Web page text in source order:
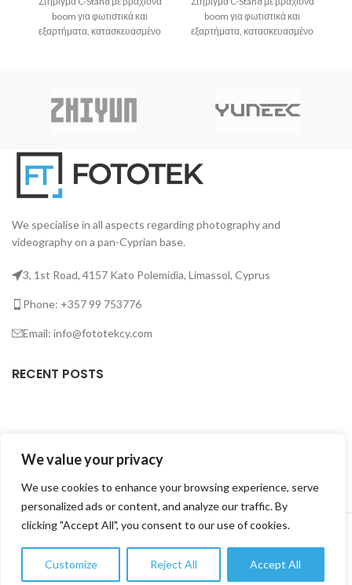
We value your privacy
We use cookies to enhance your browsing experience, serve
personalized ads or content, and analyze our traffic. By
clicking "Accept All", you consent to our use of cookies.
Customize Reject All Accept All
boom για φωτιστικά και
εξαρτήματα, κατασκευασμένο
boom για φωτιστικά και
εξαρτήματα, κατασκευασμένο
We specialise in all aspects regarding photography and
videography on a pan-Cyprian base.
3, 1st Road, 4157 Kato Polemidia, Limassol, Cyprus
Phone: +357 99 753776
Email: info@fototekcy.com
RECENT POSTS
PRODUCT CATEGORIES
FOTOTEK 2026 CREATED BY DIGITAL MARKETING CITY
0